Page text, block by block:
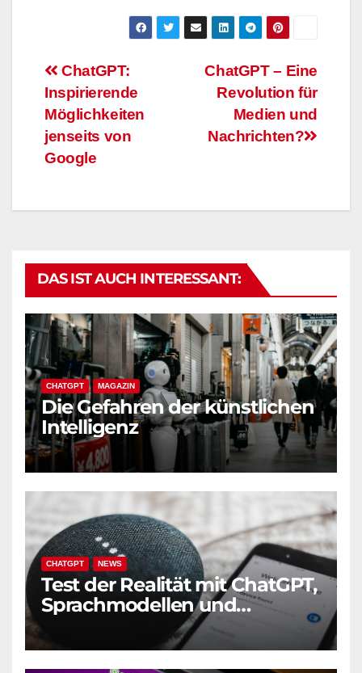
Beitragsnavigation
ChatGPT – Eine
Revolution für
Medien und
Nachrichten?
ChatGPT:
Inspirierende
Möglichkeiten
jenseits von
Google
DAS IST AUCH INTERESSANT:
CHATGPT MAGAZIN
Die Gefahren der künstlichen
Intelligenz
CHATGPT NEWS
Test der Realität mit ChatGPT,
Sprachmodellen und